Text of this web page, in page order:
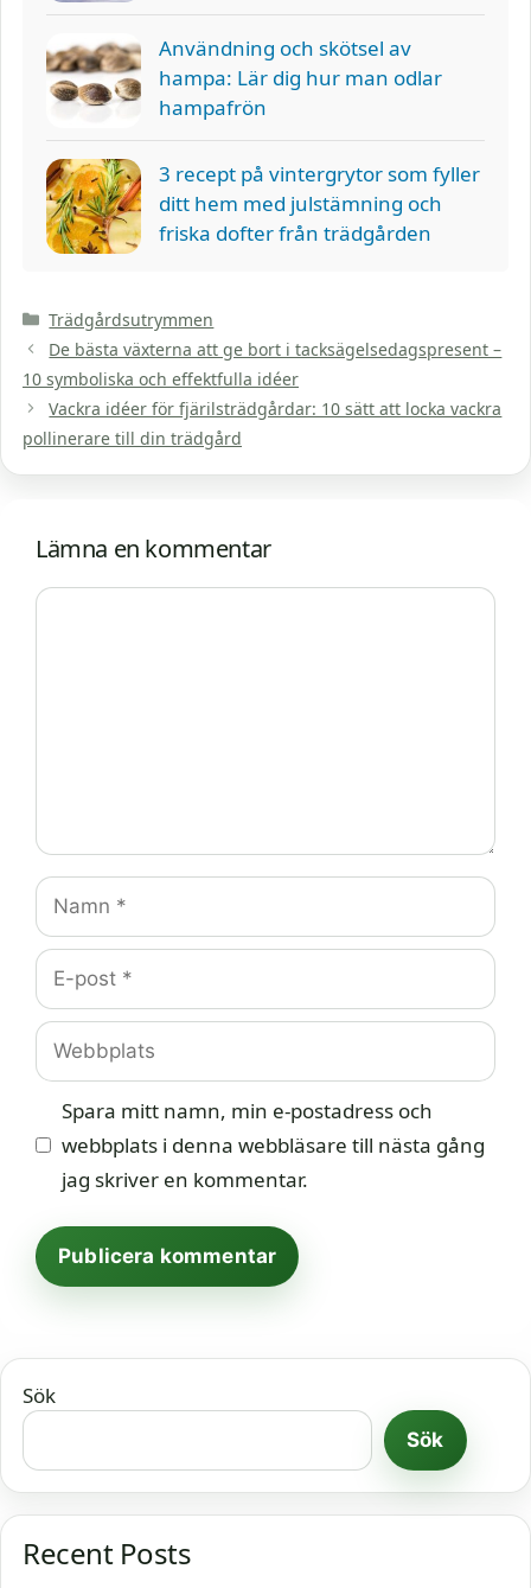
Användning och skötsel av
hampa: Lär dig hur man odlar
hampafrön
3 recept på vintergrytor som fyller
ditt hem med julstämning och
friska dofter från trädgården
Kategorier
Trädgårdsutrymmen
De bästa växterna att ge bort i tacksägelsedagspresent –
10 symboliska och effektfulla idéer
Vackra idéer för fjärilsträdgårdar: 10 sätt att locka vackra
pollinerare till din trädgård
Lämna en kommentar
Kommentar
Namn
E-
post
Webbplats
Spara mitt namn, min e-postadress och
webbplats i denna webbläsare till nästa gång
jag skriver en kommentar.
Sök
Sök
Recent Posts